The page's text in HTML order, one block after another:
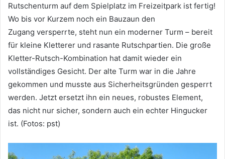
Rutschenturm auf dem Spielplatz im Freizeitpark ist fertig!
Wo bis vor Kurzem noch ein Bauzaun den
Zugang versperrte, steht nun ein moderner Turm – bereit
für kleine Kletterer und rasante Rutschpartien. Die große
Kletter-Rutsch-Kombination hat damit wieder ein
vollständiges Gesicht. Der alte Turm war in die Jahre
gekommen und musste aus Sicherheitsgründen gesperrt
werden. Jetzt ersetzt ihn ein neues, robustes Element,
das nicht nur sicher, sondern auch ein echter Hingucker
ist. (Fotos: pst)